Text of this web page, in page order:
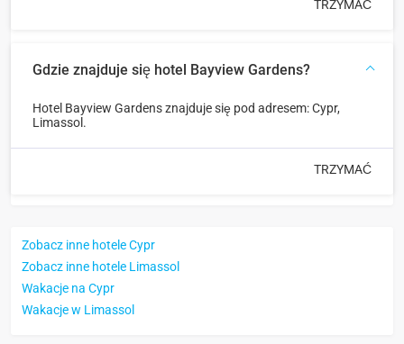
TRZYMAĆ
Gdzie znajduje się hotel Bayview Gardens?
Hotel Bayview Gardens znajduje się pod adresem: Cypr,
Limassol.
TRZYMAĆ
Zobacz inne hotele Cypr
Zobacz inne hotele Limassol
Wakacje na Cypr
Wakacje w Limassol